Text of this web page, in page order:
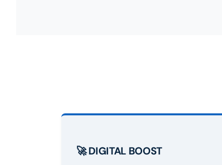
🚀 DIGITAL BOOST